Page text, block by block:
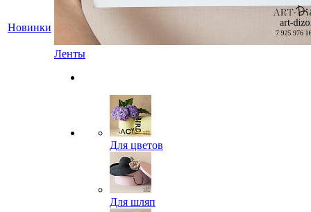
Новинки
Ленты
Для цветов
Для шляп